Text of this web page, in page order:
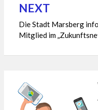
NEXT
Die Stadt Marsberg
Mitglied im